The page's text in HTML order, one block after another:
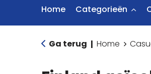
Home Categorieën
Ga terug | Home